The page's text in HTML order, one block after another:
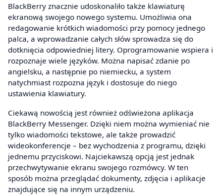
BlackBerry znacznie udoskonaliło także klawiaturę
ekranową swojego nowego systemu. Umożliwia ona
redagowanie krótkich wiadomości przy pomocy jednego
palca, a wprowadzanie całych słów sprowadza się do
dotknięcia odpowiedniej litery. Oprogramowanie wspiera i
rozpoznaje wiele języków. Można napisać zdanie po
angielsku, a następnie po niemiecku, a system
natychmiast rozpozna język i dostosuje do niego
ustawienia klawiatury.
Ciekawą nowością jest również odświeżona aplikacja
BlackBerry Messenger. Dzięki niem można wymieniać nie
tylko wiadomości tekstowe, ale także prowadzić
wideokonferencje – bez wychodzenia z programu, dzięki
jednemu przyciskowi. Najciekawszą opcją jest jednak
przechwytywanie ekranu swojego rozmówcy. W ten
sposób można przeglądać dokumenty, zdjęcia i aplikacje
znajdujące się na innym urządzeniu.